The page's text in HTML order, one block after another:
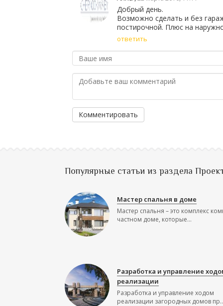
Добрый день.
Возможно сделать и без
постирочной. Плюс на
ответить
Комментировать
Популярные статьи из раздела
Мастер спальня в доме
Мастер спальня – это комплекс
частном доме, которые...
Разработка и управление
реализации
Разработка и управление ходом
реализации загородных домов